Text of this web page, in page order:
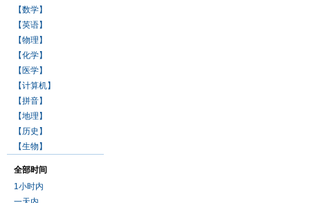
【数学】
【英语】
【物理】
【化学】
【医学】
【计算机】
【拼音】
【地理】
【历史】
【生物】
全部时间
1小时内